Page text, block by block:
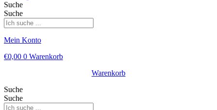
Suche
Suche
Mein Konto
€0,00 0 Warenkorb
Warenkorb
Suche
Suche